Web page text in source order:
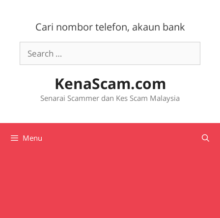
Cari nombor telefon, akaun bank
Search
for:
KenaScam.com
Senarai Scammer dan Kes Scam Malaysia
Menu